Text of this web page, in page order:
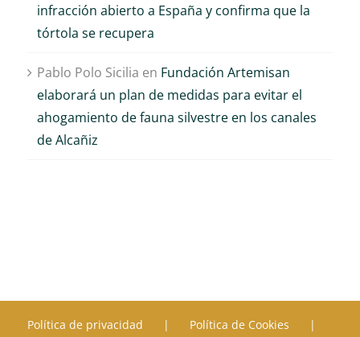
infracción abierto a España y confirma que la
tórtola se recupera
Pablo Polo Sicilia en Fundación Artemisan
elaborará un plan de medidas para evitar el
ahogamiento de fauna silvestre en los canales
de Alcañiz
Política de privacidad Política de Cookies